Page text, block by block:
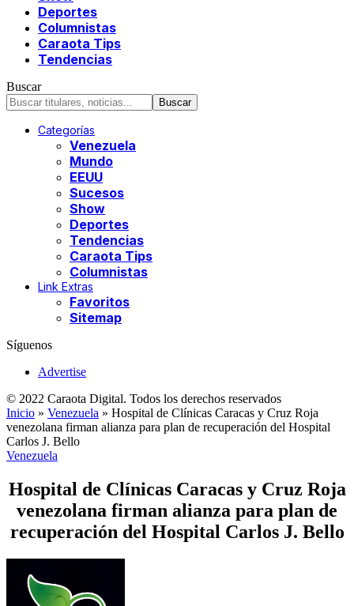
Deportes
Columnistas
Caraota Tips
Tendencias
Buscar
Categorías
Venezuela
Mundo
EEUU
Sucesos
Show
Deportes
Tendencias
Caraota Tips
Columnistas
Link Extras
Favoritos
Sitemap
Síguenos
Advertise
© 2022 Caraota Digital. Todos los derechos reservados
Inicio » Venezuela » Hospital de Clínicas Caracas y Cruz Roja
venezolana firman alianza para plan de recuperación del Hospital
Carlos J. Bello
Venezuela
Hospital de Clínicas Caracas y Cruz Roja
venezolana firman alianza para plan de
recuperación del Hospital Carlos J. Bello